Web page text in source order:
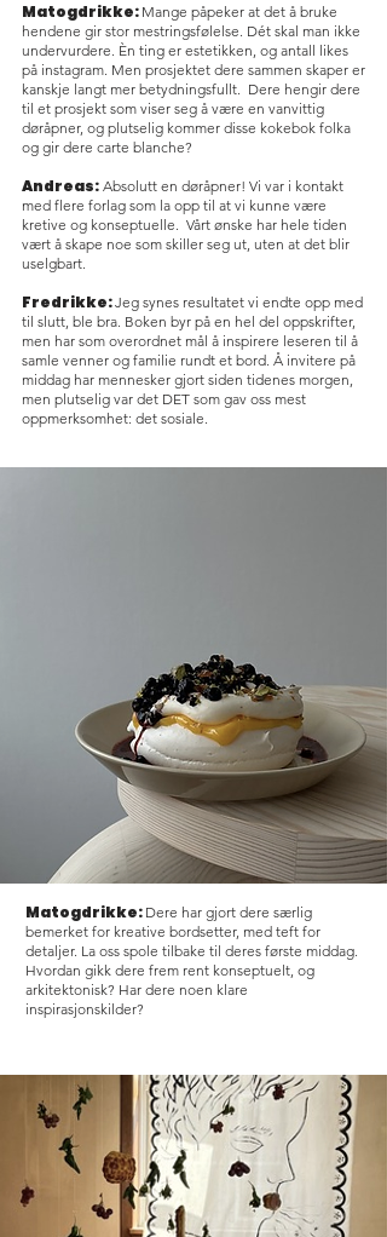
Matogdrikke: Mange påpeker at det å bruke
hendene gir stor mestringsfølelse. Dét skal man ikke
undervurdere. Èn ting er estetikken, og antall likes
på instagram. Men prosjektet dere sammen skaper er
kanskje langt mer betydningsfullt. Dere hengir dere
til et prosjekt som viser seg å være en vanvittig
døråpner, og plutselig kommer disse kokebok folka
og gir dere carte blanche?
Andreas: Absolutt en døråpner! Vi var i kontakt
med flere forlag som la opp til at vi kunne være
kretive og konseptuelle. Vårt ønske har hele tiden
vært å skape noe som skiller seg ut, uten at det blir
uselgbart.
Fredrikke:Jeg synes resultatet vi endte opp med
til slutt, ble bra. Boken byr på en hel del oppskrifter,
men har som overordnet mål å inspirere leseren til å
samle venner og familie rundt et bord. Å invitere på
middag har mennesker gjort siden tidenes morgen,
men plutselig var det DET som gav oss mest
oppmerksomhet: det sosiale.
Matogdrikke: Dere har gjort dere særlig
bemerket for kreative bordsetter, med teft for
detaljer. La oss spole tilbake til deres første middag.
Hvordan gikk dere frem rent konseptuelt, og
arkitektonisk? Har dere noen klare
inspirasjonskilder?